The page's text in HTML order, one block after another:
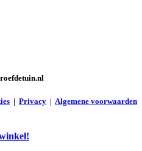
| Privacy | Algemene voorwaarden